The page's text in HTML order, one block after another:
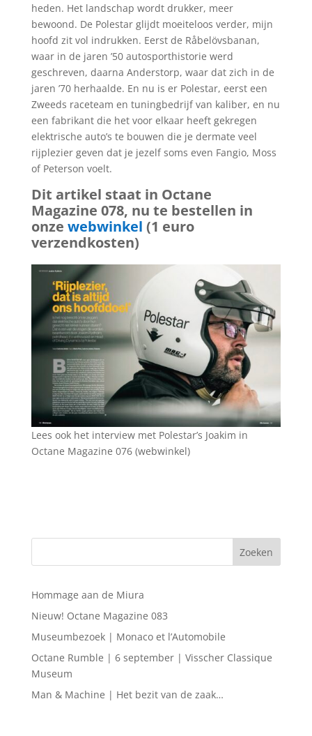
heden. Het landschap wordt drukker, meer
bewoond. De Polestar glijdt moeiteloos verder, mijn
hoofd zit vol indrukken. Eerst de Råbelövsbanan,
waar in de jaren ’50 autosporthistorie werd
geschreven, daarna Anderstorp, waar dat zich in de
jaren ’70 herhaalde. En nu is er Polestar, eerst een
Zweeds raceteam en tuningbedrijf van kaliber, en nu
een fabrikant die het voor elkaar heeft gekregen
elektrische auto’s te bouwen die je dermate veel
rijplezier geven dat je jezelf soms even Fangio, Moss
of Peterson voelt.
Dit artikel staat in Octane
Magazine 078, nu te bestellen in
onze webwinkel (1 euro
verzendkosten)
Lees ook het interview met Polestar’s Joakim in
Octane Magazine 076 (webwinkel)
Hommage aan de Miura
Nieuw! Octane Magazine 083
Museumbezoek | Monaco et l’Automobile
Octane Rumble | 6 september | Visscher Classique
Museum
Man & Machine | Het bezit van de zaak…